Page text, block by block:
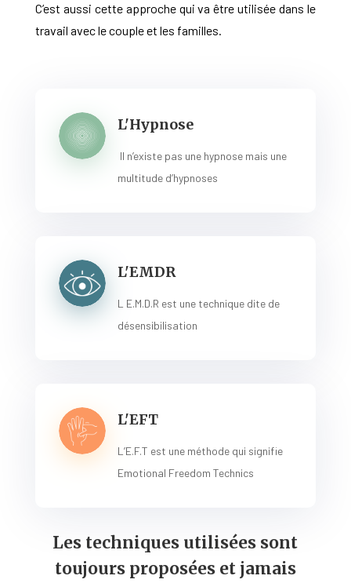
C’est aussi cette approche qui va être utilisée dans le
travail avec le couple et les familles.
L'Hypnose
Il n’existe pas une hypnose mais une
multitude d’hypnoses
L'EMDR
L E.M.D.R est une technique dite de
désensibilisation
L'EFT
L’E.F.T est une méthode qui signifie
Emotional Freedom Technics
Les techniques utilisées sont
toujours proposées et jamais